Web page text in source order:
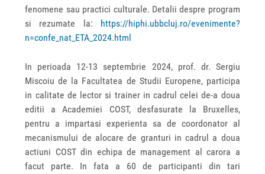
fenomene sau practici culturale. Detalii despre program
si rezumate la: https://hiphi.ubbcluj.ro/evenimente?
n=confe_nat_ETA_2024.html
In perioada 12-13 septembrie 2024, prof. dr. Sergiu
Miscoiu de la Facultatea de Studii Europene, participa
in calitate de lector si trainer in cadrul celei de-a doua
editii a Academiei COST, desfasurate la Bruxelles,
pentru a impartasi experienta sa de coordonator al
mecanismului de alocare de granturi in cadrul a doua
actiuni COST din echipa de management al carora a
facut parte. In fata a 60 de participanti din tari